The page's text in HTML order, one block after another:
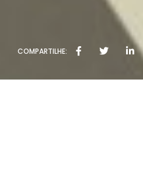
COMPARTILHE: